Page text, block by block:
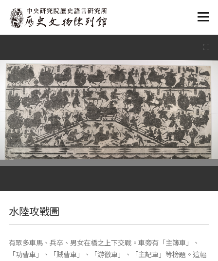
:::
水陸攻戰圖
有眾多車馬、兵卒、男女在橋之上下交戰。車旁有「主簿車」、
「功曹車」、「賊曹車」、「游徼車」、「主記車」等榜題。這幅